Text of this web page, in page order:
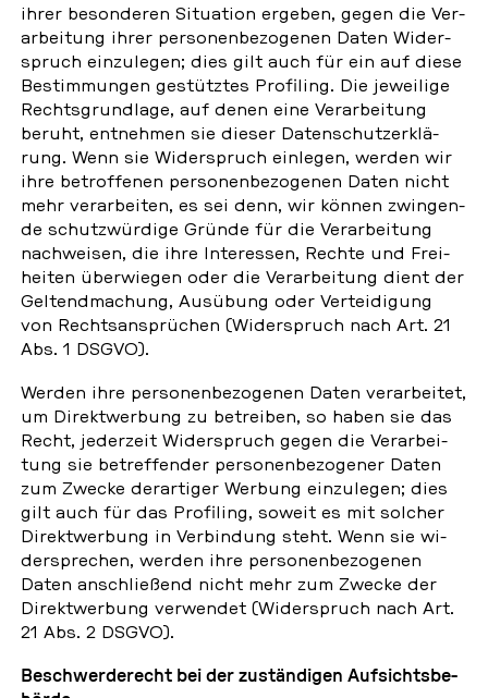
ihrer be­son­de­ren Si­tua­ti­on ergeben, gegen die Ver­
ar­bei­tung ihrer per­so­nen­be­zo­ge­nen Daten Wi­der­
spruch ein­zu­le­gen; dies gilt auch für ein auf diese
Be­stim­mun­gen ge­stütz­tes Pro­filing. Die je­wei­li­ge
Rechts­grund­la­ge, auf denen eine Ver­ar­bei­tung
beruht, ent­neh­men sie dieser Da­ten­schutz­er­klä­
rung. Wenn sie Wi­der­spruch ein­le­gen, werden wir
ihre be­trof­fe­nen per­so­nen­be­zo­ge­nen Daten nicht
mehr ver­ar­bei­ten, es sei denn, wir können zwin­gen­
de schutz­wür­di­ge Gründe für die Ver­ar­bei­tung
nach­wei­sen, die ihre In­ter­es­sen, Rechte und Frei­
hei­ten über­wie­gen oder die Ver­ar­bei­tung dient der
Gel­tend­ma­chung, Aus­übung oder Ver­tei­di­gung
von Rechts­an­sprü­chen (Wi­der­spruch nach Art. 21
Abs. 1 DSGVO).
Werden ihre per­so­nen­be­zo­ge­nen Daten ver­ar­bei­tet,
um Di­rekt­wer­bung zu be­trei­ben, so haben sie das
Recht, je­der­zeit Wi­der­spruch gegen die Ver­ar­bei­
tung sie be­tref­fen­der per­so­nen­be­zo­ge­ner Daten
zum Zwecke der­ar­ti­ger Werbung ein­zu­le­gen; dies
gilt auch für das Pro­filing, soweit es mit solcher
Di­rekt­wer­bung in Ver­bin­dung steht. Wenn sie wi­
der­spre­chen, werden ihre per­so­nen­be­zo­ge­nen
Daten an­schlie­ßend nicht mehr zum Zwecke der
Di­rekt­wer­bung ver­wen­det (Wi­der­spruch nach Art.
21 Abs. 2 DSGVO).
Be­schwer­de­recht bei der zu­stän­di­gen Auf­sichts­be­